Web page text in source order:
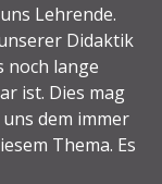
Lehrende.
Didaktik
noch lange
ist. Dies mag
dem immer
Thema. Es